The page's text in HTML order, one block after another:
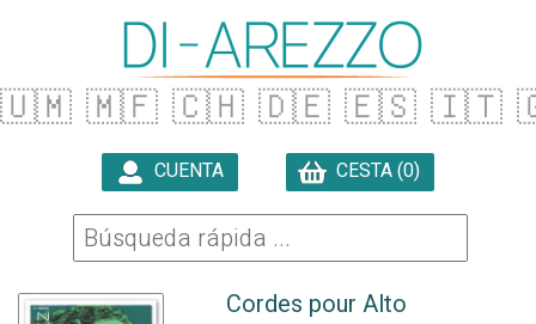
🇺🇲 🇲🇫 🇨🇭 🇩🇪 🇪🇸 🇮🇹
CUENTA CESTA (0)
Cordes pour Alto